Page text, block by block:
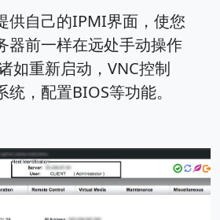
供自己的IPMI界面，使您
器前一样在远处手动操作
如重新启动，VNC控制
，配置BIOS等功能。